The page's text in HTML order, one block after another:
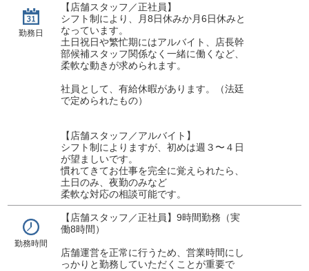
勤務日
【店舗スタッフ／正社員】
シフト制により、月8日休みか月6日休みと
なっています。
土日祝日や繁忙期にはアルバイト、店長幹
部候補スタッフ関係なく一緒に働くなど、
柔軟な動きが求められます。
社員として、有給休暇があります。（法廷
で定められたもの）
【店舗スタッフ／アルバイト】
シフト制によりますが、初めは週３〜４日
が望ましいです。
慣れてきてお仕事を完全に覚えられたら、
土日のみ、夜勤のみなど
柔軟な対応の相談可能です。
勤務時間
【店舗スタッフ／正社員】9時間勤務（実
働8時間）
店舗運営を正常に行うため、営業時間にし
っかりと勤務していただくことが重要で